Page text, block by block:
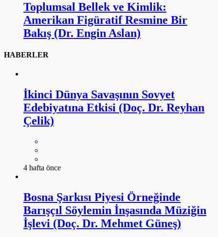
Toplumsal Bellek ve Kimlik:
Amerikan Figüratif Resmine Bir
Bakış (Dr. Engin Aslan)
HABERLER
İkinci Dünya Savaşının Sovyet
Edebiyatına Etkisi (Doç. Dr. Reyhan
Çelik)
4 hafta önce
Bosna Şarkısı Piyesi Örneğinde
Barışçıl Söylemin İnşasında Müziğin
İşlevi (Doç. Dr. Mehmet Güneş)